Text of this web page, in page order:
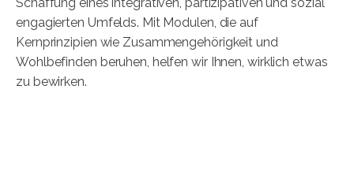
engagierten Umfelds. Mit Modulen, die auf
Kernprinzipien wie Zusammengehörigkeit und
Wohlbefinden beruhen, helfen wir Ihnen, wirklich etwas
zu bewirken.